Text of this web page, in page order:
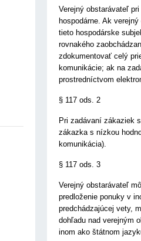
Verejný obstarávateľ
hospodárne. Ak
tieto hospodárske
rovnakého
zdokumentovať celý
komunikácie; ak na
prostredníctvom
§ 117 ods. 2
Pri zadávaní zákaziek
zákazka s nízkou
komunikácia).
§ 117 ods. 3
Verejný obstarávateľ
predloženie ponuky v
predchádzajúcej vety,
dohľadu nad verejným
inom ako štátnom